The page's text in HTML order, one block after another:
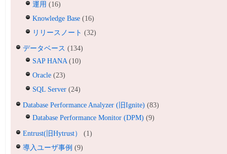
運用 (16)
Knowledge Base (16)
リリースノート (32)
データベース (134)
SAP HANA(10)
Oracle (23)
SQL Server (24)
Database Performance Analyzer (旧Ignite) (83)
Database Performance Monitor (DPM) (9)
Entrust(旧Hytrust）
(1)
導入ユーザ事例 (9)